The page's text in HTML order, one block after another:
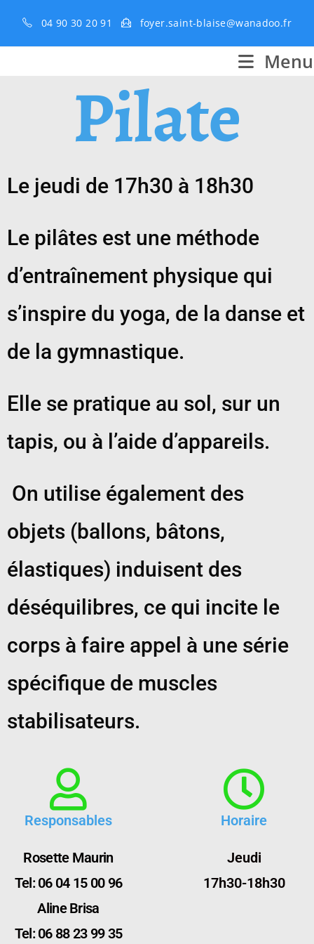
04 90 30 20 91 foyer.saint-blaise@wanadoo.fr
Menu
Pilate
Le jeudi de 17h30 à 18h30
Le pilâtes est une méthode
d’entraînement physique qui
s’inspire du yoga, de la danse et
de la gymnastique.
Elle se pratique au sol, sur un
tapis, ou à l’aide d’appareils.
On utilise également des
objets (ballons, bâtons,
élastiques) induisent des
déséquilibres, ce qui incite le
corps à faire appel à une série
spécifique de muscles
stabilisateurs.
Responsables
Rosette Maurin
Tel: 06 04 15 00 96
Aline Brisa
Tel: 06 88 23 99 35
Horaire
Jeudi
17h30-18h30